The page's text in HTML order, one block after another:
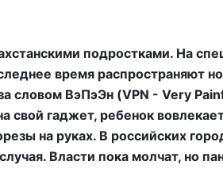
подростками. На
время распространяют
словом ВэПэЭн (VPN - Very
свой гаджет, ребенок
на руках. В российских
Власти пока молчат, но